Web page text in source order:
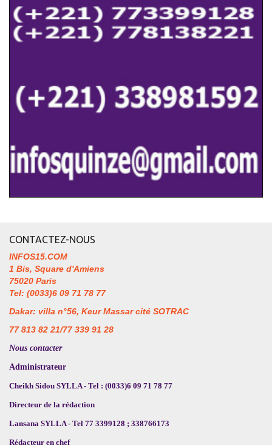
CONTACTEZ-NOUS
INFOS15.COM
1 Bis, Square d'Amiens
75020 Paris
Tel: (0033)6 09 71 78 77
Dakar: villa n°56, Keur Massar cité SOTRAC
77 813 82 21/77 339 91 28
Nous contacter
Administrateur
Cheikh Sidou SYLLA - Tel : (0033)6 09 71 78 77
Directeur de la rédaction
Lansana SYLLA - Tel 77 3399128 ; 338766173
Rédacteur en chef